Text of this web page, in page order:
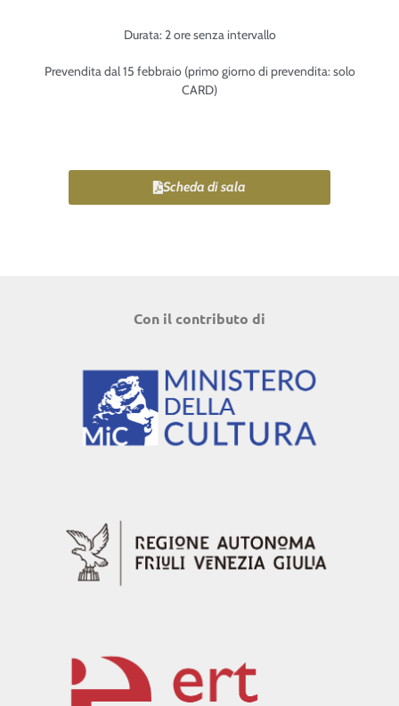
Durata: 2 ore senza intervallo
Prevendita dal 15 febbraio (primo giorno di prevendita: solo
CARD)
Scheda di sala
Con il contributo di